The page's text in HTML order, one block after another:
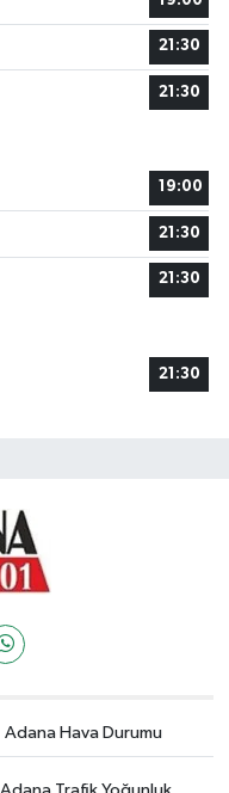
21:30
21:30
19:00
21:30
21:30
21:30
Adana Hava Durumu